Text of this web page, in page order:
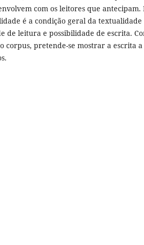
com os leitores que antecipam.
é a condição geral da
de leitura e possibilidade de escrita.
corpus, pretende-se mostrar a escrita